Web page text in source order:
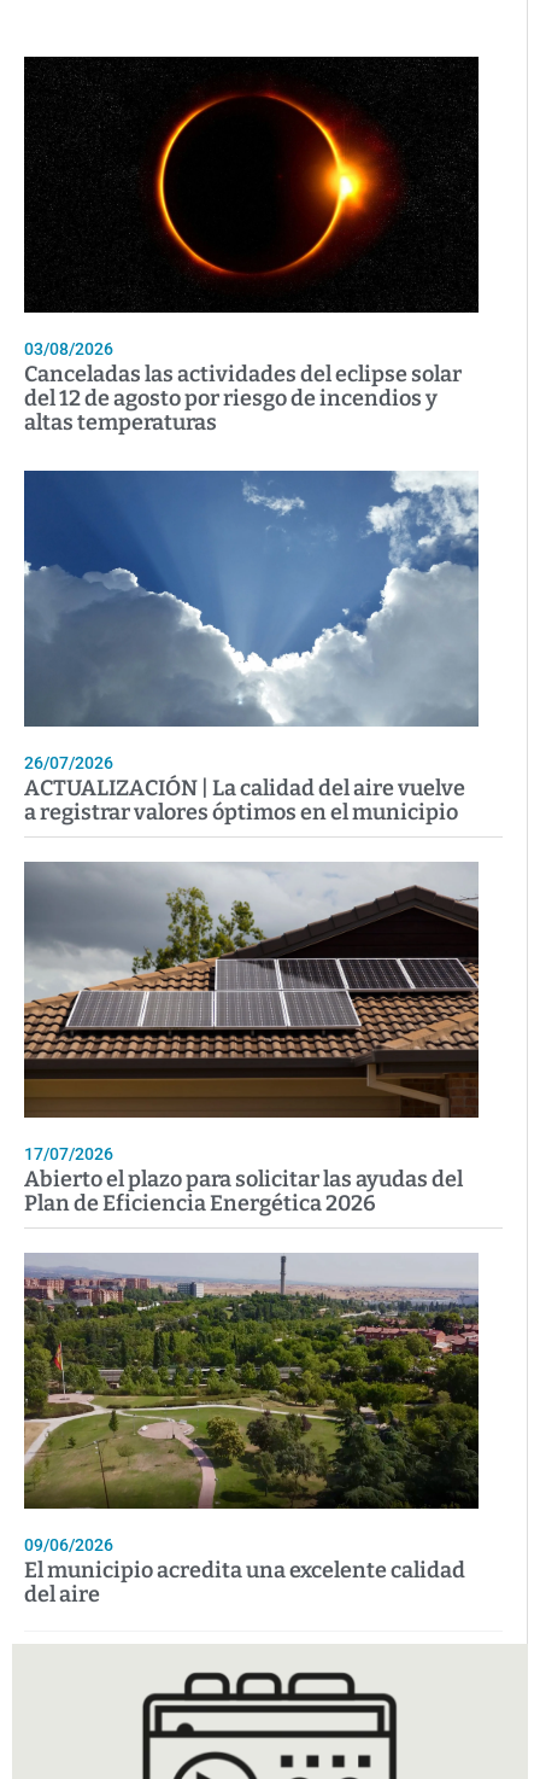
03/08/2026
Canceladas las actividades del eclipse solar
del 12 de agosto por riesgo de incendios y
altas temperaturas
26/07/2026
ACTUALIZACIÓN | La calidad del aire vuelve
a registrar valores óptimos en el municipio
17/07/2026
Abierto el plazo para solicitar las ayudas del
Plan de Eficiencia Energética 2026
09/06/2026
El municipio acredita una excelente calidad
del aire